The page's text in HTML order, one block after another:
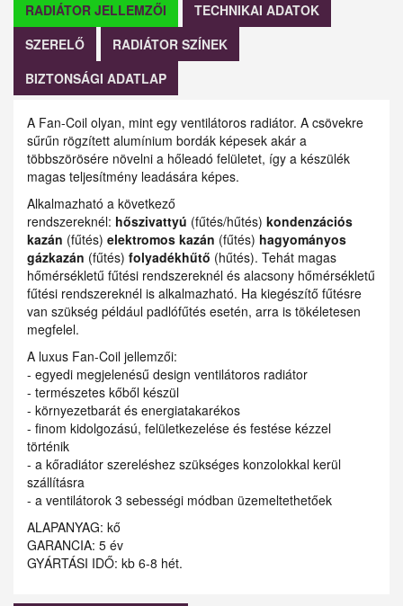
RADIÁTOR JELLEMZŐI
TECHNIKAI ADATOK
SZERELŐ
RADIÁTOR SZÍNEK
BIZTONSÁGI ADATLAP
A Fan-Coil olyan, mint egy ventilátoros radiátor. A csövekre
sűrűn rögzített alumínium bordák képesek akár a
többszörösére növelni a hőleadó felületet, így a készülék
magas teljesítmény leadására képes.
Alkalmazható a következő
rendszereknél: hőszivattyú (fűtés/hűtés) kondenzációs
kazán (fűtés) elektromos kazán (fűtés) hagyományos
gázkazán (fűtés) folyadékhűtő (hűtés). Tehát magas
hőmérsékletű fűtési rendszereknél és alacsony hőmérsékletű
fűtési rendszereknél is alkalmazható. Ha kiegészítő fűtésre
van szükség például padlófűtés esetén, arra is tökéletesen
megfelel.
A luxus Fan-Coil jellemzői:
- egyedi megjelenésű design ventilátoros radiátor
- természetes kőből készül
- környezetbarát és energiatakarékos
- finom kidolgozású, felületkezelése és festése kézzel
történik
- a kőradiátor szereléshez szükséges konzolokkal kerül
szállításra
- a ventilátorok 3 sebességi módban üzemeltethetőek
ALAPANYAG: kő
GARANCIA: 5 év
GYÁRTÁSI IDŐ: kb 6-8 hét.